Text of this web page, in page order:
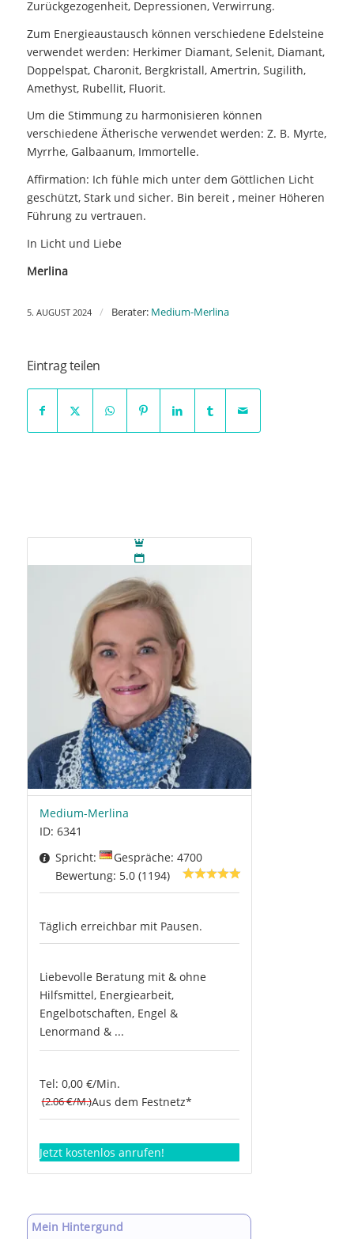
Zurückgezogenheit, Depressionen, Verwirrung.
Zum Energieaustausch können verschiedene Edelsteine
verwendet werden: Herkimer Diamant, Selenit, Diamant,
Doppelspat, Charonit, Bergkristall, Amertrin, Sugilith,
Amethyst, Rubellit, Fluorit.
Um die Stimmung zu harmonisieren können
verschiedene Ätherische verwendet werden: Z. B. Myrte,
Myrrhe, Galbaanum, Immortelle.
Affirmation: Ich fühle mich unter dem Göttlichen Licht
geschützt, Stark und sicher. Bin bereit , meiner Höheren
Führung zu vertrauen.
In Licht und Liebe
Merlina
5. AUGUST 2024 / Berater: Medium-Merlina
Eintrag teilen
Medium-Merlina
ID: 6341
Spricht:
Gespräche: 4700
Bewertung: 5.0 (1194)
Täglich erreichbar mit Pausen.
Liebevolle Beratung mit & ohne
Hilfsmittel, Energiearbeit,
Engelbotschaften, Engel &
Lenormand & ...
Tel: 0,00 €/Min.
(2.06 €/M.)Aus dem Festnetz*
Jetzt kostenlos anrufen!
Mein Hintergund